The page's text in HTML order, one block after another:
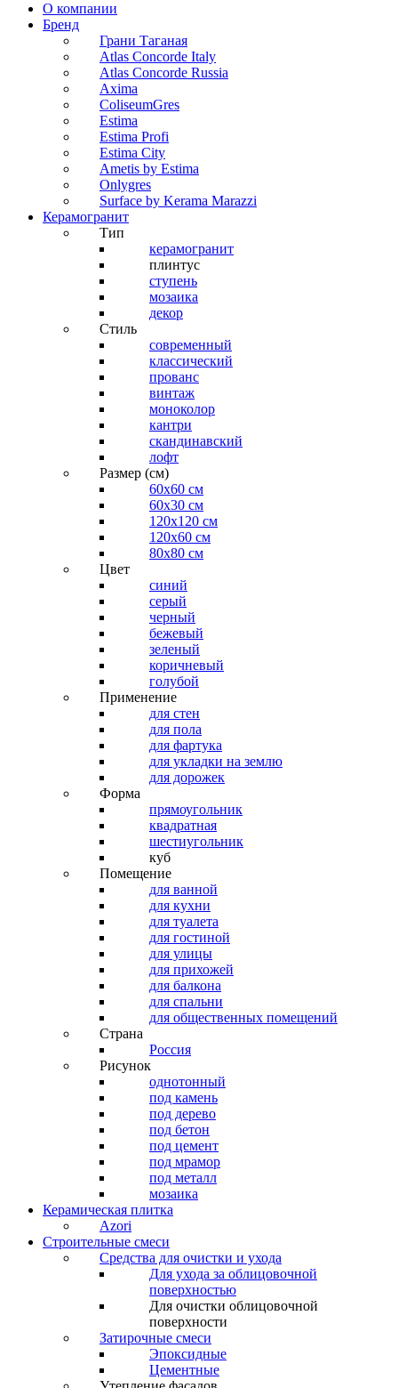
О компании
Бренд
Грани Таганая
Atlas Concorde Italy
Atlas Concorde Russia
Axima
ColiseumGres
Estima
Estima Profi
Estima City
Ametis by Estima
Onlygres
Surface by Kerama Marazzi
Керамогранит
Тип
керамогранит
плинтус
ступень
мозаика
декор
Стиль
современный
классический
прованс
винтаж
моноколор
кантри
скандинавский
лофт
Размер (см)
60х60 см
60x30 см
120x120 см
120x60 см
80x80 см
Цвет
синий
серый
черный
бежевый
зеленый
коричневый
голубой
Применение
для стен
для пола
для фартука
для укладки на землю
для дорожек
Форма
прямоугольник
квадратная
шестиугольник
куб
Помещение
для ванной
для кухни
для туалета
для гостиной
для улицы
для прихожей
для балкона
для спальни
для общественных помещений
Страна
Россия
Рисунок
однотонный
под камень
под дерево
под бетон
под цемент
под мрамор
под металл
мозаика
Керамическая плитка
Azori
Строительные смеси
Средства для очистки и ухода
Для ухода за облицовочной
поверхностью
Для очистки облицовочной
поверхности
Затирочные смеси
Эпоксидные
Цементные